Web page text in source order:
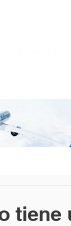
tiene